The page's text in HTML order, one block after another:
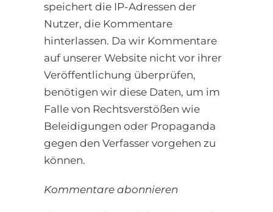
speichert die IP-Adressen der
Nutzer, die Kommentare
hinterlassen. Da wir Kommentare
auf unserer Website nicht vor ihrer
Veröffentlichung überprüfen,
benötigen wir diese Daten, um im
Falle von Rechtsverstößen wie
Beleidigungen oder Propaganda
gegen den Verfasser vorgehen zu
können.
Kommentare abonnieren